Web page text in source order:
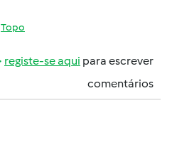
Topo
registe-se aqui para escrever
comentários